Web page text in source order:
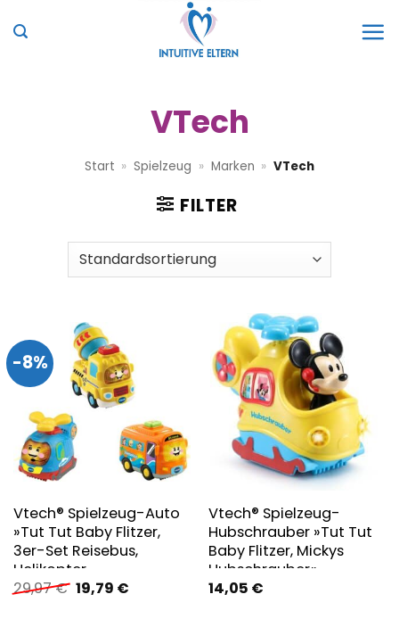
Inhalt
VTech
Start » Spielzeug » Marken » VTech
FILTER
-8%
Vtech® Spielzeug-Auto
»Tut Tut Baby Flitzer,
3er-Set Reisebus,
Helikopter,
Betonmischer«
29,97€ Ursprünglicher
Preis
19,79 €Aktueller
Vtech® Spielzeug-
Hubschrauber »Tut Tut
Baby Flitzer, Mickys
Hubschrauber«
14,05 €